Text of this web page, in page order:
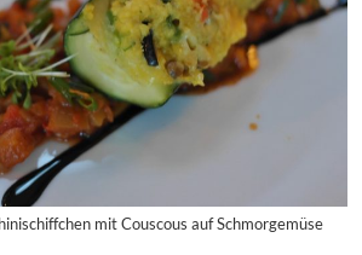
mit Couscous auf Schmorgemüse